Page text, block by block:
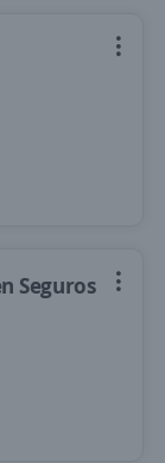
Seguros